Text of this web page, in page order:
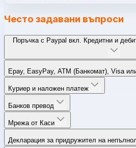
Често задавани въпроси
Поръчка с Paypal вкл. Кредитни и
Epay, EasyPay, ATM (Банкомат), Visa
Куриер и наложен платеж
Банков превод
Мрежа от Каси
Декларация за придружител на